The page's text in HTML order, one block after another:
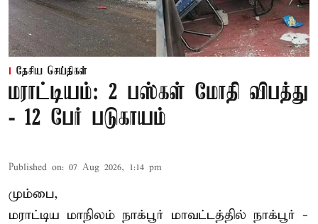
தேசிய செய்திகள்
மராட்டியம்: 2 பஸ்கள் மோதி விபத்து
- 12 பேர் படுகாயம்
Published on: 07 Aug 2026, 1:14 pm
மும்பை,
மராட்டிய மாநிலம் நாக்பூர் மாவட்டத்தில் நாக்பூர் -